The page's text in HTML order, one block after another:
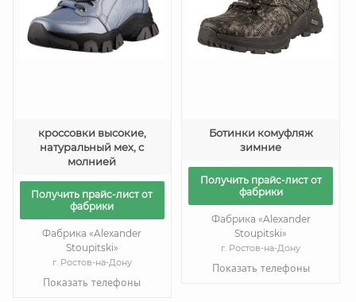
кроссовки высокие,
натуральный мех, с
молнией
Получить прайс-лист от
фабрики
Фабрика «Alexander
Stoupitski»
г. Ростов-на-Дону
Показать телефоны
Ботинки комуфляж
зимние
Получить прайс-лист от
фабрики
Фабрика «Alexander
Stoupitski»
г. Ростов-на-Дону
Показать телефоны